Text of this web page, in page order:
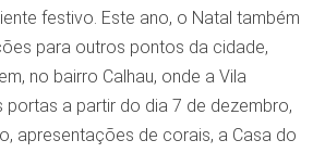
festivo. Este ano, o Natal também
para outros pontos da cidade,
no bairro Calhau, onde a Vila
portas a partir do dia 7 de dezembro,
apresentações de corais, a Casa do